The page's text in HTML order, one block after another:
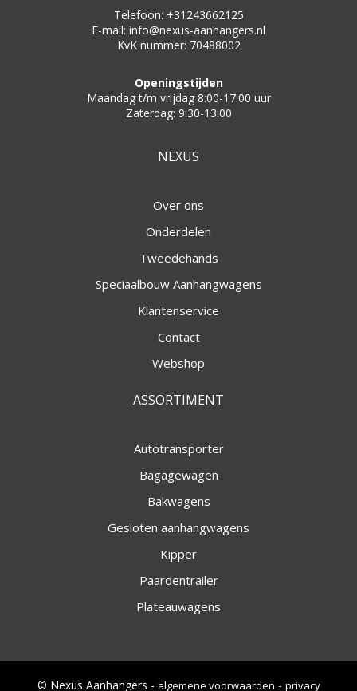
Telefoon: +31243662125
E-mail: info@nexus-aanhangers.nl
KvK nummer: 70488002
Openingstijden
Maandag t/m vrijdag 8:00-17:00 uur
Zaterdag: 9:30-13:00
NEXUS
Over ons
Onderdelen
Tweedehands
Speciaalbouw Aanhangwagens
Klantenservice
Contact
Webshop
ASSORTIMENT
Autotransporter
Bagagewagen
Bakwagens
Gesloten aanhangwagens
Kipper
Paardentrailer
Plateauwagens
© Nexus Aanhangers - algemene voorwaarden - privacy